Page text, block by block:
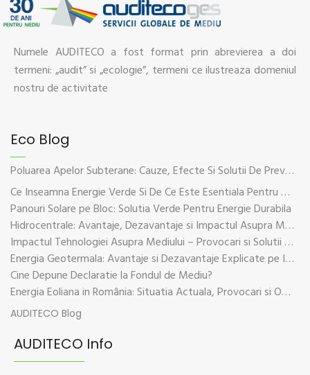
Numele AUDITECO a fost format prin abrevierea a doi
termeni: „audit” si „ecologie”, termeni ce ilustreaza domeniul
nostru de activitate
Eco Blog
Poluarea Apelor Subterane: Cauze, Efecte Si Solutii De Prevenire
Ce Inseamna Energie Verde Si De Ce Este Esentiala Pentru Viitorul Planetei
Panouri Solare pe Bloc: Solutia Verde Pentru Energie Durabila
Hidrocentrale: Avantaje, Dezavantaje si Impactul Asupra Mediului
Impactul Tehnologiei Asupra Mediului – Provocari si Solutii Sustenabile
Energia Geotermala: Avantaje si Dezavantaje Explicate pe Intelesul Tuturor
Cine Depune Declaratie la Fondul de Mediu?
Energia Eoliana in România: Situatia Actuala, Provocari si Oportunitati
AUDITECO Blog
AUDITECO Info